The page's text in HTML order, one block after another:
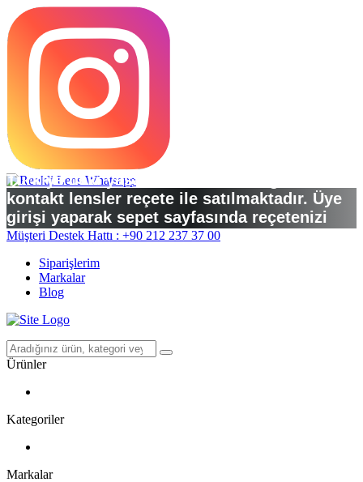
Türkiye’deki yasal düzenlemelere göre
kontakt lensler reçete ile satılmaktadır. Üye
girişi yaparak sepet sayfasında reçetenizi
yükleyebilirsiniz.
Müşteri Destek Hattı : +90 212 237 37 00
Siparişlerim
Markalar
Blog
Ürünler
Kategoriler
Markalar